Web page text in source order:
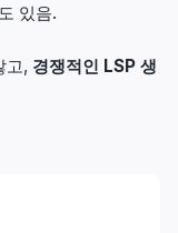
있음.
고, 경쟁적인 LSP 생